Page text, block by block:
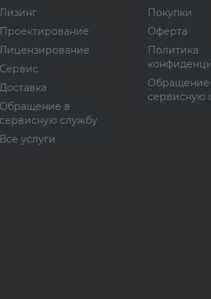
Лизинг
Проектирование
Лицензирование
Сервис
Доставка
Обращение в
сервисную службу
Все услуги
Покупки
Оферта
Политика
Обращение
сервисную